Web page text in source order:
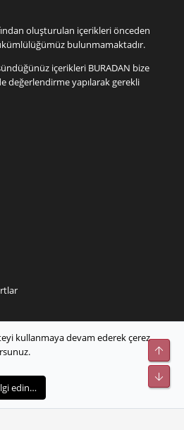
oluşturulan içerikleri önceden
bulunmamaktadır.
içerikleri BURADAN bize
değerlendirme yapılarak gerekli
kullanmaya devam ederek çerez
edin…